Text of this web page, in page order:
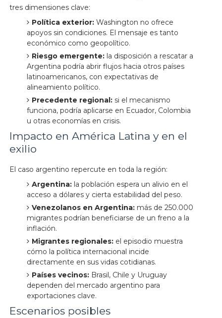
tres dimensiones clave:
Política exterior:Washington no ofrece
apoyos sin condiciones. El mensaje es tanto
económico como geopolítico.
Riesgo emergente:la disposición a rescatar a
Argentina podría abrir flujos hacia otros países
latinoamericanos, con expectativas de
alineamiento político.
Precedente regional:si el mecanismo
funciona, podría aplicarse en Ecuador, Colombia
u otras economías en crisis.
Impacto en América Latina y en el
exilio
El caso argentino repercute en toda la región:
Argentina:la población espera un alivio en el
acceso a dólares y cierta estabilidad del peso.
Venezolanos en Argentina:más de 250.000
migrantes podrían beneficiarse de un freno a la
inflación.
Migrantes regionales:el episodio muestra
cómo la política internacional incide
directamente en sus vidas cotidianas.
Países vecinos:Brasil, Chile y Uruguay
dependen del mercado argentino para
exportaciones clave.
Escenarios posibles